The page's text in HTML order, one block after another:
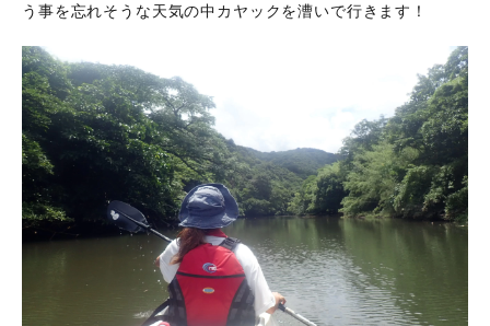
う事を忘れそうな天気の中カヤックを漕いで行きます！